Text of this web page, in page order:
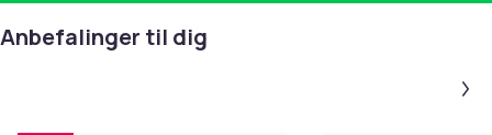
Anbefalinger til dig